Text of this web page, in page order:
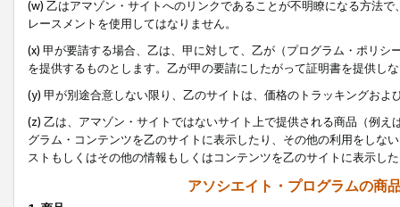
(w) 乙はアマゾン・サイトへのリンクであることが不明瞭になる方法
レースメントを使用してはなりません。
(x) 甲が要請する場合、乙は、甲に対して、乙が（プログラム・ポリ
を提供するものとします。乙が甲の要請にしたがって証明書を提供し
(y) 甲が別途合意しない限り、乙のサイトは、価格のトラッキングお
(z) 乙は、アマゾン・サイトではないサイト上で提供される商品（例
グラム・コンテンツを乙のサイトに表示したり、その他の利用をしな
ストもしくはその他の情報もしくはコンテンツを乙のサイトに表示し
アソシエイト・プログラムの商